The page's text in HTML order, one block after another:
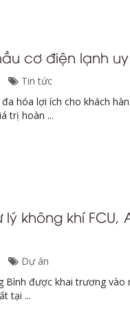
cơ điện lạnh
Tin tức
hóa lợi ích cho khách
trị hoàn ...
không khí FCU,
Dự án
Bình được khai trương
tại ...